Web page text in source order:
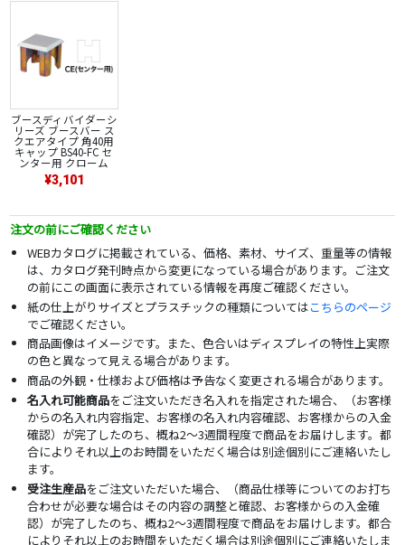
ブースディバイダーシ
リーズ ブースバー ス
クエアタイプ 角40用
キャップ BS40-FC セ
ンター用 クローム
¥3,101
注文の前にご確認ください
WEBカタログに掲載されている、価格、素材、サイズ、重量等の情報
は、カタログ発刊時点から変更になっている場合があります。ご注文
の前にこの画面に表示されている情報を再度ご確認ください。
紙の仕上がりサイズとプラスチックの種類についてはこちらのページ
でご確認ください。
商品画像はイメージです。また、色合いはディスプレイの特性上実際
の色と異なって見える場合があります。
商品の外観・仕様および価格は予告なく変更される場合があります。
名入れ可能商品をご注文いただき名入れを指定された場合、（お客様
からの名入れ内容指定、お客様の名入れ内容確認、お客様からの入金
確認）が完了したのち、概ね2～3週間程度で商品をお届けします。都
合によりそれ以上のお時間をいただく場合は別途個別にご連絡いたし
ます。
受注生産品をご注文いただいた場合、（商品仕様等についてのお打ち
合わせが必要な場合はその内容の調整と確認、お客様からの入金確
認）が完了したのち、概ね2～3週間程度で商品をお届けします。都合
によりそれ以上のお時間をいただく場合は別途個別にご連絡いたしま